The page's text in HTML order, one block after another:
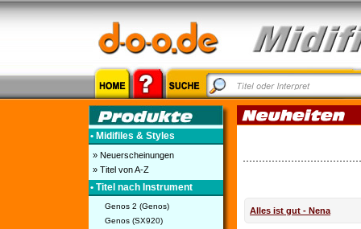
• Midifiles & Styles
» Neuerscheinungen
» Titel von A-Z
• Titel nach Instrument
Genos 2 (Genos)
Genos (SX920)
Alles ist gut - Nena